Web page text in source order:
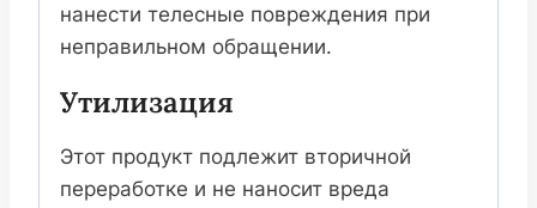
нанести телесные повреждения при
неправильном обращении.
Утилизация
Этот продукт подлежит вторичной
переработке и не наносит вреда